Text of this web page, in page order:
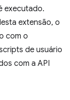
executado.
extensão, o
com o
de usuário
com a API